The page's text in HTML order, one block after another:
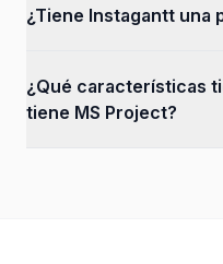
¿Tiene Instagantt una
¿Qué características
tiene MS Project?